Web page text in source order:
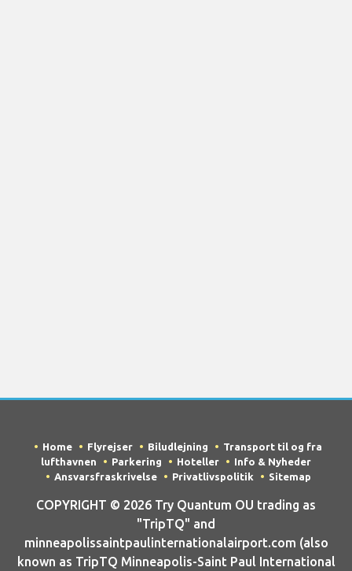
Home Flyrejser Biludlejning
Transport til og fra
lufthavnen
Parkering Hoteller
Info & Nyheder
Ansvarsfraskrivelse
Privatlivspolitik Sitemap
COPYRIGHT © 2026 Try Quantum OU trading as
"TripTQ" and
minneapolissaintpaulinternationalairport.com (also
known as TripTQ Minneapolis-Saint Paul International